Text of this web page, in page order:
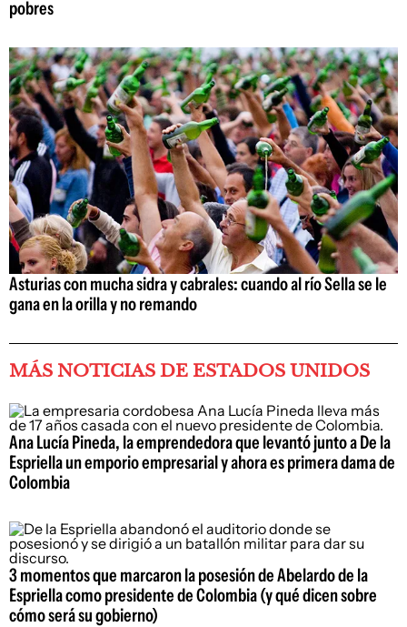
pobres
Asturias con mucha sidra y cabrales: cuando al río Sella se le
gana en la orilla y no remando
MÁS NOTICIAS DE ESTADOS UNIDOS
Ana Lucía Pineda, la emprendedora que levantó junto a De la
Espriella un emporio empresarial y ahora es primera dama de
Colombia
3 momentos que marcaron la posesión de Abelardo de la
Espriella como presidente de Colombia (y qué dicen sobre
cómo será su gobierno)